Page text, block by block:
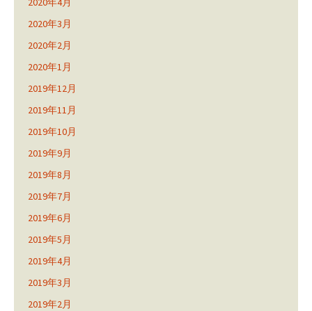
2020年3月
2020年2月
2020年1月
2019年12月
2019年11月
2019年10月
2019年9月
2019年8月
2019年7月
2019年6月
2019年5月
2019年4月
2019年3月
2019年2月